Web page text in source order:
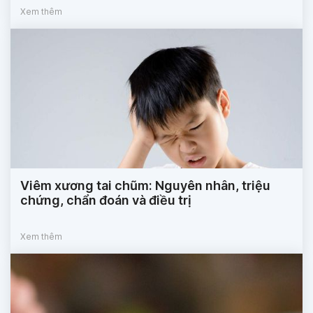
Xem thêm
Viêm xương tai chũm: Nguyên nhân, triệu
chứng, chẩn đoán và điều trị
Xem thêm